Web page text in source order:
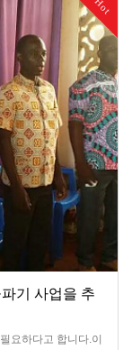
Hot
기 사업을 추
요하다고 합니다.이